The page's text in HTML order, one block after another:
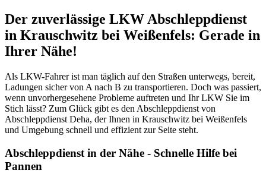
Der zuverlässige LKW Abschleppdienst
in Krauschwitz bei Weißenfels: Gerade in
Ihrer Nähe!
Als LKW-Fahrer ist man täglich auf den Straßen unterwegs, bereit,
Ladungen sicher von A nach B zu transportieren. Doch was passiert,
wenn unvorhergesehene Probleme auftreten und Ihr LKW Sie im
Stich lässt? Zum Glück gibt es den Abschleppdienst von
Abschleppdienst Deha, der Ihnen in Krauschwitz bei Weißenfels
und Umgebung schnell und effizient zur Seite steht.
Abschleppdienst in der Nähe - Schnelle Hilfe bei
Pannen